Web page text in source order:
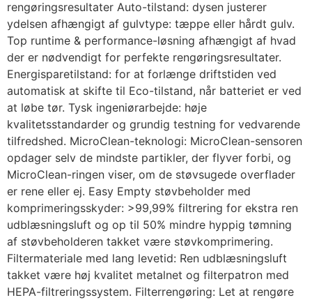
rengøringsresultater Auto-tilstand: dysen justerer
ydelsen afhængigt af gulvtype: tæppe eller hårdt gulv.
Top runtime & performance-løsning afhængigt af hvad
der er nødvendigt for perfekte rengøringsresultater.
Energisparetilstand: for at forlænge driftstiden ved
automatisk at skifte til Eco-tilstand, når batteriet er ved
at løbe tør. Tysk ingeniørarbejde: høje
kvalitetsstandarder og grundig testning for vedvarende
tilfredshed. MicroClean-teknologi: MicroClean-sensoren
opdager selv de mindste partikler, der flyver forbi, og
MicroClean-ringen viser, om de støvsugede overflader
er rene eller ej. Easy Empty støvbeholder med
komprimeringsskyder: >99,99% filtrering for ekstra ren
udblæsningsluft og op til 50% mindre hyppig tømning
af støvbeholderen takket være støvkomprimering.
Filtermateriale med lang levetid: Ren udblæsningsluft
takket være høj kvalitet metalnet og filterpatron med
HEPA-filtreringssystem. Filterrengøring: Let at rengøre